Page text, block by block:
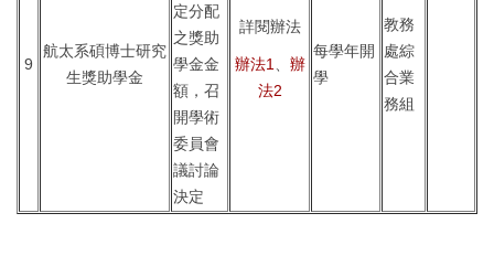
9
航太系碩博士研究
生獎助學金
定分配
之獎助
學金金
額，召
開學術
委員會
議討論
決定
詳閱辦法
辦法1
辦
法2
每學年開
學
教務
處綜
合業
務組